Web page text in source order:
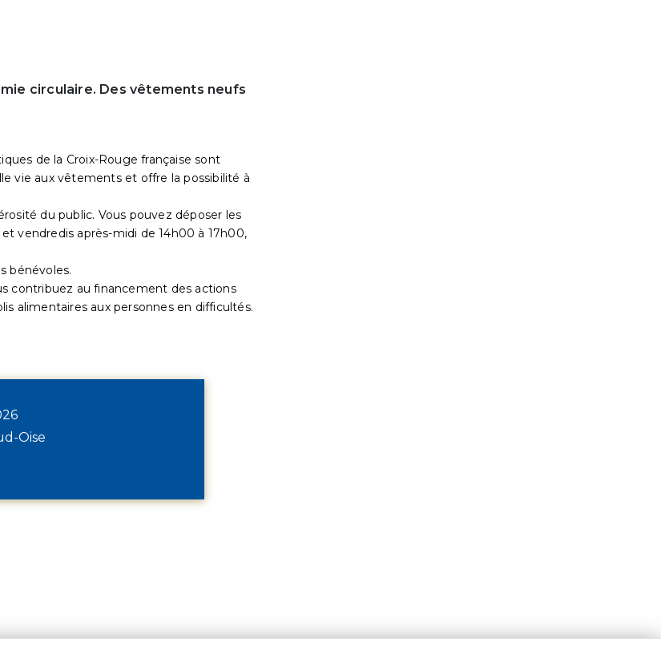
circulaire. Des vêtements neufs
de la Croix-Rouge française sont
vie aux vêtements et offre la possibilité à
du public. Vous pouvez déposer les
vendredis après-midi de 14h00 à 17h00,
bénévoles.
contribuez au financement des actions
alimentaires aux personnes en difficultés.
Oise